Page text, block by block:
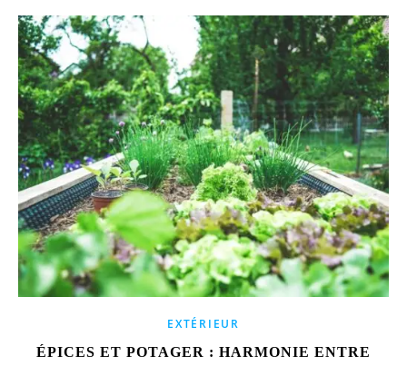
EXTÉRIEUR
ÉPICES ET POTAGER : HARMONIE ENTRE